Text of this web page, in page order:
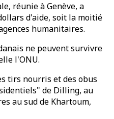
réunie à Genève, a
d'aide, soit la moitié
humanitaires.
ne peuvent survivre
l'ONU.
tirs nourris et des obus
de Dilling, au
au sud de Khartoum,